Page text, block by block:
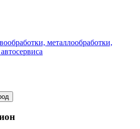
металлообработки,